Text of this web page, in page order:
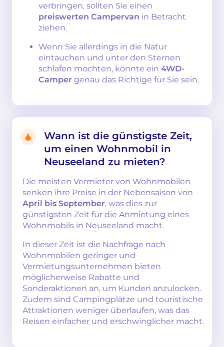
verbringen, sollten Sie einen
preiswerten Campervan in Betracht
ziehen.
Wenn Sie allerdings in die Natur
eintauchen und unter den Sternen
schlafen möchten, könnte ein 4WD-
Camper genau das Richtige für Sie sein.
Wann ist die günstigste Zeit,
um einen Wohnmobil in
Neuseeland zu mieten?
Die meisten Vermieter von Wohnmobilen
senken ihre Preise in der Nebensaison von
April bis September, was dies zur
günstigsten Zeit für die Anmietung eines
Wohnmobils in Neuseeland macht.
In dieser Zeit ist die Nachfrage nach
Wohnmobilen geringer und
Vermietungsunternehmen bieten
möglicherweise Rabatte und
Sonderaktionen an, um Kunden anzulocken.
Zudem sind Campingplätze und touristische
Attraktionen weniger überlaufen, was das
Reisen einfacher und erschwinglicher macht.